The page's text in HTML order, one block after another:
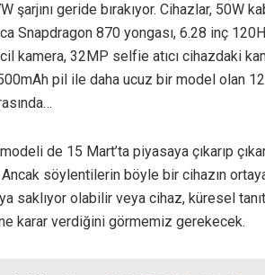
şarjını geride bırakıyor. Cihazlar, 50W
Snapdragon 870 yongası, 6.28 inç
kamera, 32MP selfie atıcı cihazdaki
pil ile daha ucuz bir model olan
de 15 Mart’ta piyasaya çıkarıp
Ancak söylentilerin böyle bir cihazın
saklıyor olabilir veya cihaz, küresel
karar verdiğini görmemiz gerekecek.